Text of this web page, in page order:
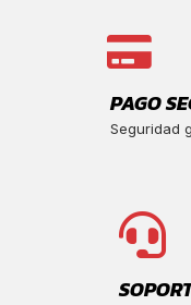
PAGO
Seguridad